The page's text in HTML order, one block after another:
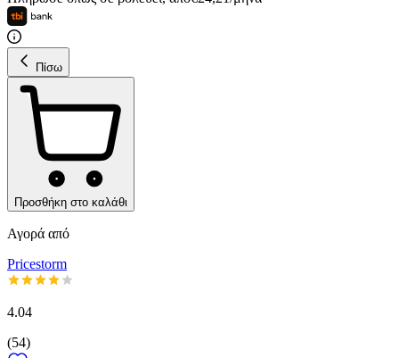
Πίσω
Προσθήκη στο καλάθι
Αγορά από
Pricestorm
4.04
(54)